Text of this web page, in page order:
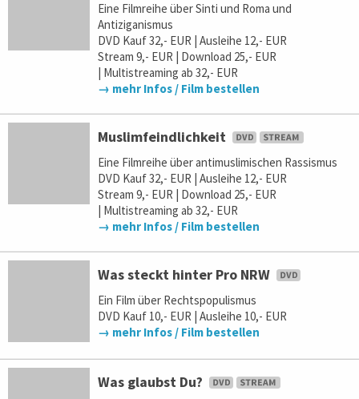
Eine Filmreihe über Sinti und Roma und
Antiziganismus
DVD Kauf 32,- EUR | Ausleihe 12,- EUR
Stream 9,- EUR | Download 25,- EUR
| Multistreaming ab 32,- EUR
→ mehr Infos / Film bestellen
Muslimfeindlichkeit
Eine Filmreihe über antimuslimischen Rassismus
DVD Kauf 32,- EUR | Ausleihe 12,- EUR
Stream 9,- EUR | Download 25,- EUR
| Multistreaming ab 32,- EUR
→ mehr Infos / Film bestellen
Was steckt hinter Pro NRW
Ein Film über Rechtspopulismus
DVD Kauf 10,- EUR | Ausleihe 10,- EUR
→ mehr Infos / Film bestellen
Was glaubst Du?